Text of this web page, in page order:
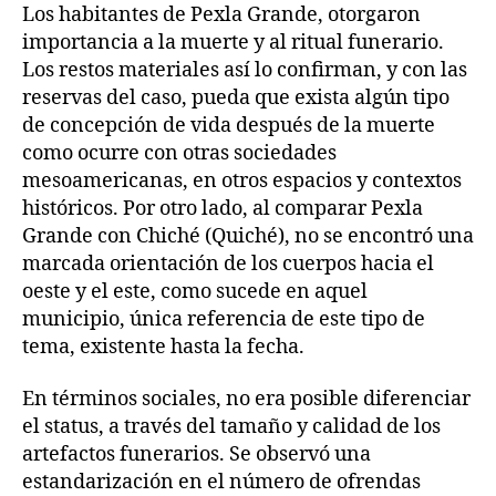
Los habitantes de Pexla Grande, otorgaron
importancia a la muerte y al ritual funerario.
Los restos materiales así lo confirman, y con las
reservas del caso, pueda que exista algún tipo
de concepción de vida después de la muerte
como ocurre con otras sociedades
mesoamericanas, en otros espacios y contextos
históricos. Por otro lado, al comparar Pexla
Grande con Chiché (Quiché), no se encontró una
marcada orientación de los cuerpos hacia el
oeste y el este, como sucede en aquel
municipio, única referencia de este tipo de
tema, existente hasta la fecha.
En términos sociales, no era posible diferenciar
el status, a través del tamaño y calidad de los
artefactos funerarios. Se observó una
estandarización en el número de ofrendas